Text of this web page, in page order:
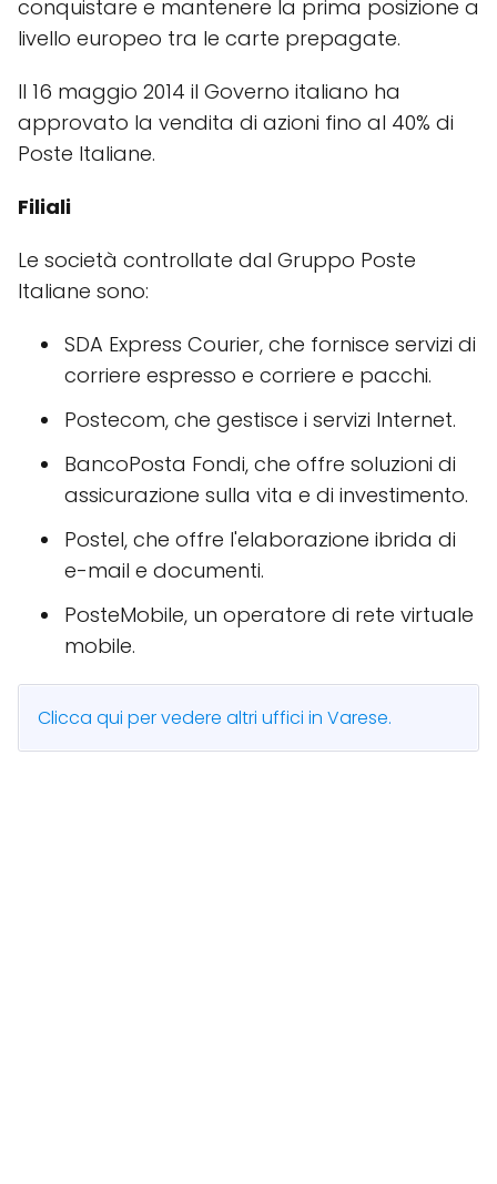
conquistare e mantenere la prima posizione a
livello europeo tra le carte prepagate.
Il 16 maggio 2014 il Governo italiano ha
approvato la vendita di azioni fino al 40% di
Poste Italiane.
Filiali
Le società controllate dal Gruppo Poste
Italiane sono:
SDA Express Courier, che fornisce servizi di
corriere espresso e corriere e pacchi.
Postecom, che gestisce i servizi Internet.
BancoPosta Fondi, che offre soluzioni di
assicurazione sulla vita e di investimento.
Postel, che offre l'elaborazione ibrida di
e-mail e documenti.
PosteMobile, un operatore di rete virtuale
mobile.
Clicca qui per vedere altri uffici in Varese.